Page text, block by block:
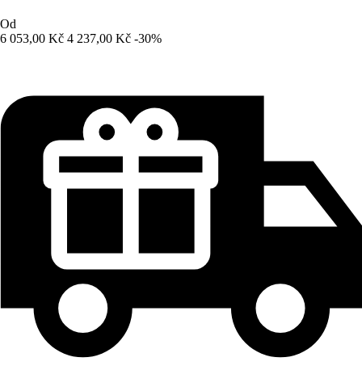
Od
6 053,00 Kč 4 237,00 Kč -30%